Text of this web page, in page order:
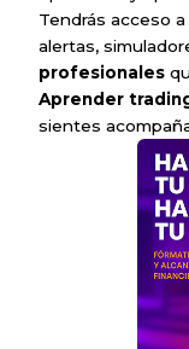
Tendrás acceso a
alertas,
profesionales
Aprender
sientes